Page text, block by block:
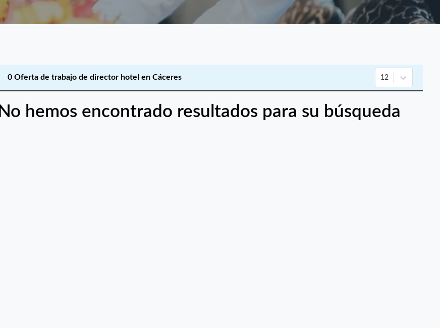
0 Oferta de trabajo de director hotel en Cáceres 12
No hemos encontrado resultados para su búsqueda